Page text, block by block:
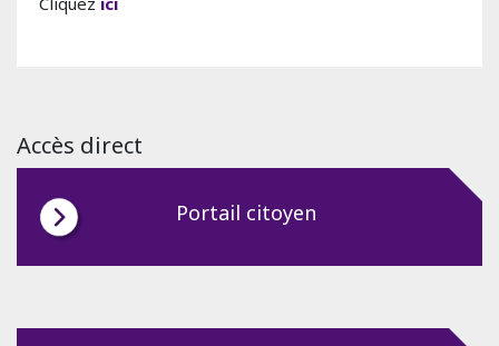
Accès direct
Portail citoyen